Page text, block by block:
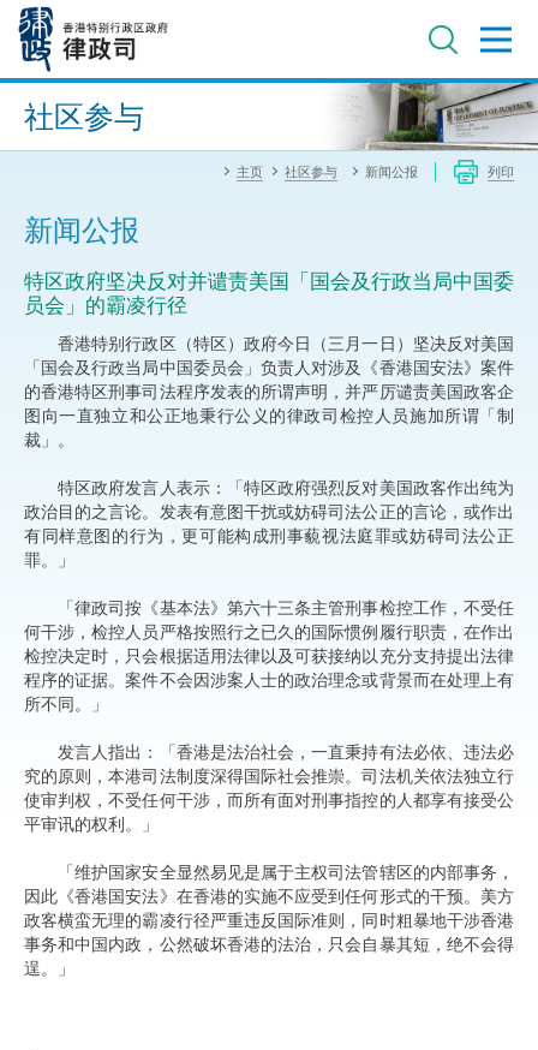
内
进阶搜寻
社区参与
主页 社区参与 新闻公报 列印
新闻公报
特区政府坚决反对并谴责美国「国会及行政当局中国委
员会」的霸凌行径
香港特别行政区（特区）政府今日（三月一日）坚决反对美国
「国会及行政当局中国委员会」负责人对涉及《香港国安法》案件
的香港特区刑事司法程序发表的所谓声明，并严厉谴责美国政客企
图向一直独立和公正地秉行公义的律政司检控人员施加所谓「制
裁」。
特区政府发言人表示：「特区政府强烈反对美国政客作出纯为
政治目的之言论。发表有意图干扰或妨碍司法公正的言论，或作出
有同样意图的行为，更可能构成刑事藐视法庭罪或妨碍司法公正
罪。」
「律政司按《基本法》第六十三条主管刑事检控工作，不受任
何干涉，检控人员严格按照行之已久的国际惯例履行职责，在作出
检控决定时，只会根据适用法律以及可获接纳以充分支持提出法律
程序的证据。案件不会因涉案人士的政治理念或背景而在处理上有
所不同。」
发言人指出：「香港是法治社会，一直秉持有法必依、违法必
究的原则，本港司法制度深得国际社会推崇。司法机关依法独立行
使审判权，不受任何干涉，而所有面对刑事指控的人都享有接受公
平审讯的权利。」
「维护国家安全显然易见是属于主权司法管辖区的内部事务，
因此《香港国安法》在香港的实施不应受到任何形式的干预。美方
政客横蛮无理的霸凌行径严重违反国际准则，同时粗暴地干涉香港
事务和中国内政，公然破坏香港的法治，只会自暴其短，绝不会得
逞。」